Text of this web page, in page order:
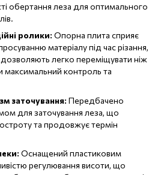
обертання леза для оптимального
ролики: Опорна плита сприяє
матеріалу під час різання,
дозволяють легко переміщувати ніж
максимальний контроль та
заточування: Передбачено
для заточування леза, що
та продовжує термін
Оснащений пластиковим
регулювання висоти, що